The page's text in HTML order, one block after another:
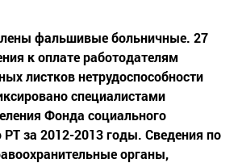
фальшивые больничные. 27
к оплате работодателям
листков нетрудоспособности
специалистами
Фонда социального
за 2012-2013 годы. Сведения по
органы,